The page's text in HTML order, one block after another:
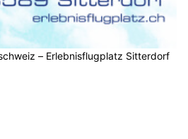
– Erlebnisflugplatz Sitterdorf